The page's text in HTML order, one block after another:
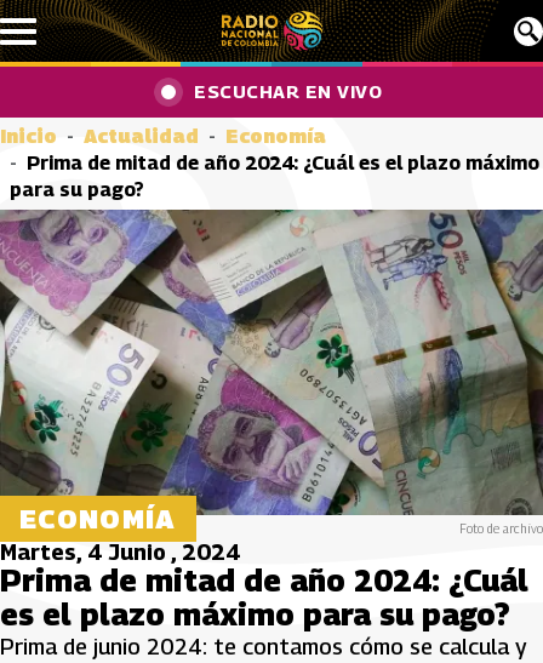
Pasar al contenido principal
ESCUCHAR EN VIVO
Inicio Actualidad
Economía
Prima de mitad de año 2024: ¿Cuál es el plazo máximo
para su pago?
ECONOMÍA Foto de archivo
Martes, 4 Junio , 2024
Prima de mitad de año 2024: ¿Cuál
es el plazo máximo para su pago?
Prima de junio 2024: te contamos cómo se calcula y